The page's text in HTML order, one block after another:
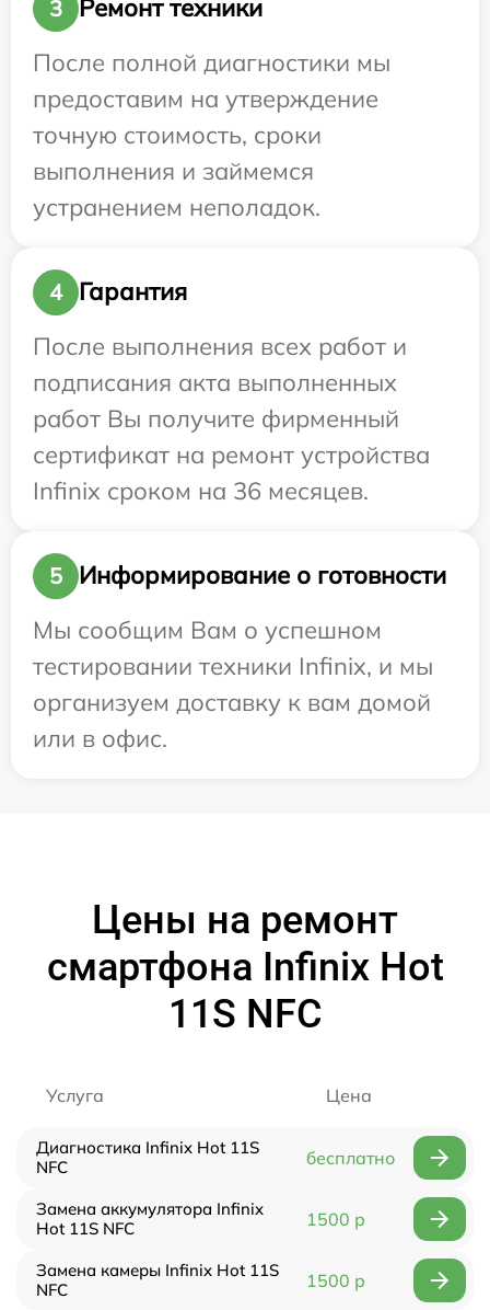
3
Ремонт техники
После полной диагностики мы
предоставим на утверждение
точную стоимость, сроки
выполнения и займемся
устранением неполадок.
4
Гарантия
После выполнения всех работ и
подписания акта выполненных
работ Вы получите фирменный
сертификат на ремонт устройства
Infinix сроком на 36 месяцев.
5
Информирование о готовности
Мы сообщим Вам о успешном
тестировании техники Infinix, и мы
организуем доставку к вам домой
или в офис.
Цены на ремонт
смартфона Infinix Hot
11S NFC
Услуга Цена
Диагностика Infinix Hot 11S
NFC
бесплатно
Замена аккумулятора Infinix
Hot 11S NFC
1500 р
Замена камеры Infinix Hot 11S
NFC
1500 р